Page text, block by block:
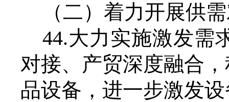
（二）着力开展供
44.大力实施激发需
对接、产贸深度融合
品设备，进一步激发